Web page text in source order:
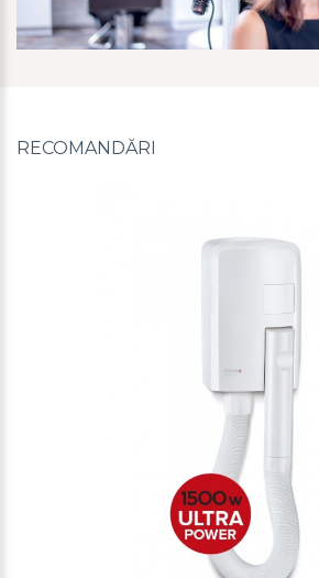
RECOMANDĂRI